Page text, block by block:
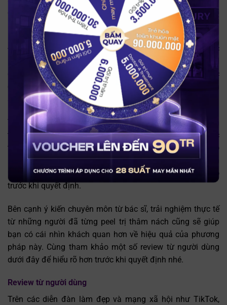
cũng phụ thuộc vào tình trạng da, mức độ thâm sạm và
khả năng phục hồi của từng người.
Điều quan trọng là cầntránh tự ý peel da tại nhàhoặc thực
hiện ở những nơi thiếu uy tín. Nếu áp dụng sai cách, peel
da có thể gây ra các biến chứng như bỏng rát, bong tróc
quá mức, nhiễm trùng, thậm chí khiến vùng nách thâm
sạm nặng hơn.
Tóm lại, peel da trị thâm nách là một lựa chọn tốt và an
toàn khi được thực hiện đúng cách, tại các cơ sở y tế hoặc
thẩm mỹ uy tín. Đây là phương pháp đáng cân nhắc cho
những ai mong muốn cải thiện thâm sạm vùng nách
nhưng cũng cần thận trọng và hiểu rõ cả lợi ích lẫn rủi ro
trước khi quyết định.
Bên cạnh ý kiến chuyên môn từ bác sĩ, trải nghiệm thực tế
từ những người đã từng peel trị thâm nách cũng sẽ giúp
bạn có cái nhìn khách quan hơn về hiệu quả của phương
pháp này. Cùng tham khảo một số review từ người dùng
dưới đây để hiểu rõ hơn trước khi quyết định nhé.
Review từ người dùng
Trên các diễn đàn làm đẹp và mạng xã hội như TikTok,
BẤM QUAY